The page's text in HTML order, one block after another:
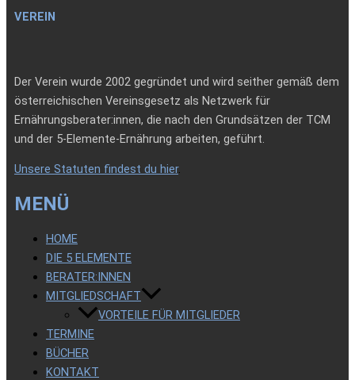
VEREIN
Der Verein wurde 2002 gegründet und wird seither gemäß dem
österreichischen Vereinsgesetz als Netzwerk für
Ernährungsberater:innen, die nach den Grundsätzen der TCM
und der 5-Elemente-Ernährung arbeiten, geführt.
Unsere Statuten findest du hier.
MENÜ
HOME
DIE 5 ELEMENTE
BERATER:INNEN
MITGLIEDSCHAFT
VORTEILE FÜR MITGLIEDER
TERMINE
BÜCHER
KONTAKT